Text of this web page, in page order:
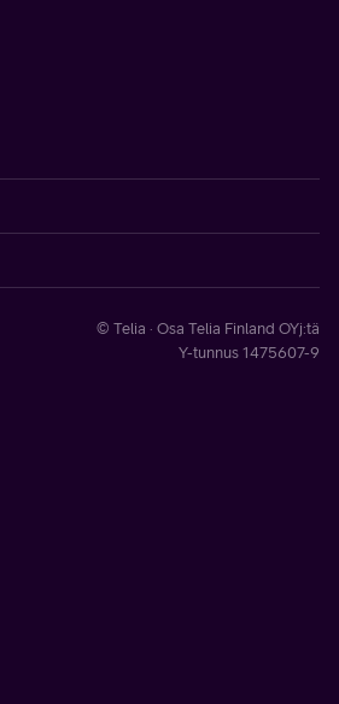
© Telia · Osa Telia Finland OYj:tä
Y-tunnus 1475607-9